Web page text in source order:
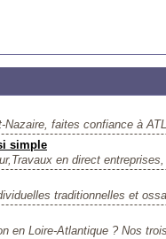
faites confiance à
simple
en direct
traditionnelles et
en Loire-Atlantique ? Nos